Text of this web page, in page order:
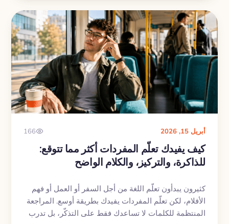
أبريل 15, 2026 166
كيف يفيدك تعلّم المفردات أكثر مما تتوقع:
للذاكرة، والتركيز، والكلام الواضح
كثيرون يبدأون تعلّم اللغة من أجل السفر أو العمل أو فهم
الأفلام، لكن تعلّم المفردات يفيدك بطريقة أوسع. المراجعة
المنتظمة للكلمات لا تساعدك فقط على التذكّر، بل تدرب